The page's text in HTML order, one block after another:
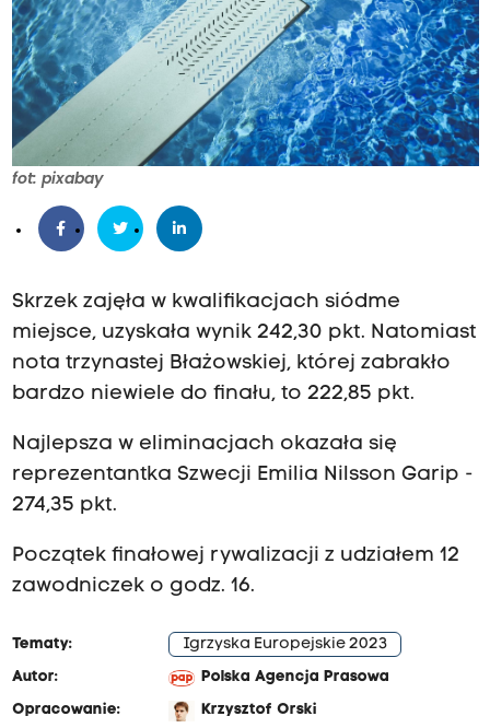
fot: pixabay
Skrzek zajęła w kwalifikacjach siódme
miejsce, uzyskała wynik 242,30 pkt. Natomiast
nota trzynastej Błażowskiej, której zabrakło
bardzo niewiele do finału, to 222,85 pkt.
Najlepsza w eliminacjach okazała się
reprezentantka Szwecji Emilia Nilsson Garip -
274,35 pkt.
Początek finałowej rywalizacji z udziałem 12
zawodniczek o godz. 16.
Tematy:
Igrzyska Europejskie 2023
Autor:
Polska Agencja Prasowa
Opracowanie:
Krzysztof Orski